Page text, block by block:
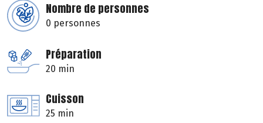
Nombre de personnes
0 personnes
Préparation
20 min
Cuisson
25 min